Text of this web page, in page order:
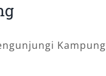
Kampung